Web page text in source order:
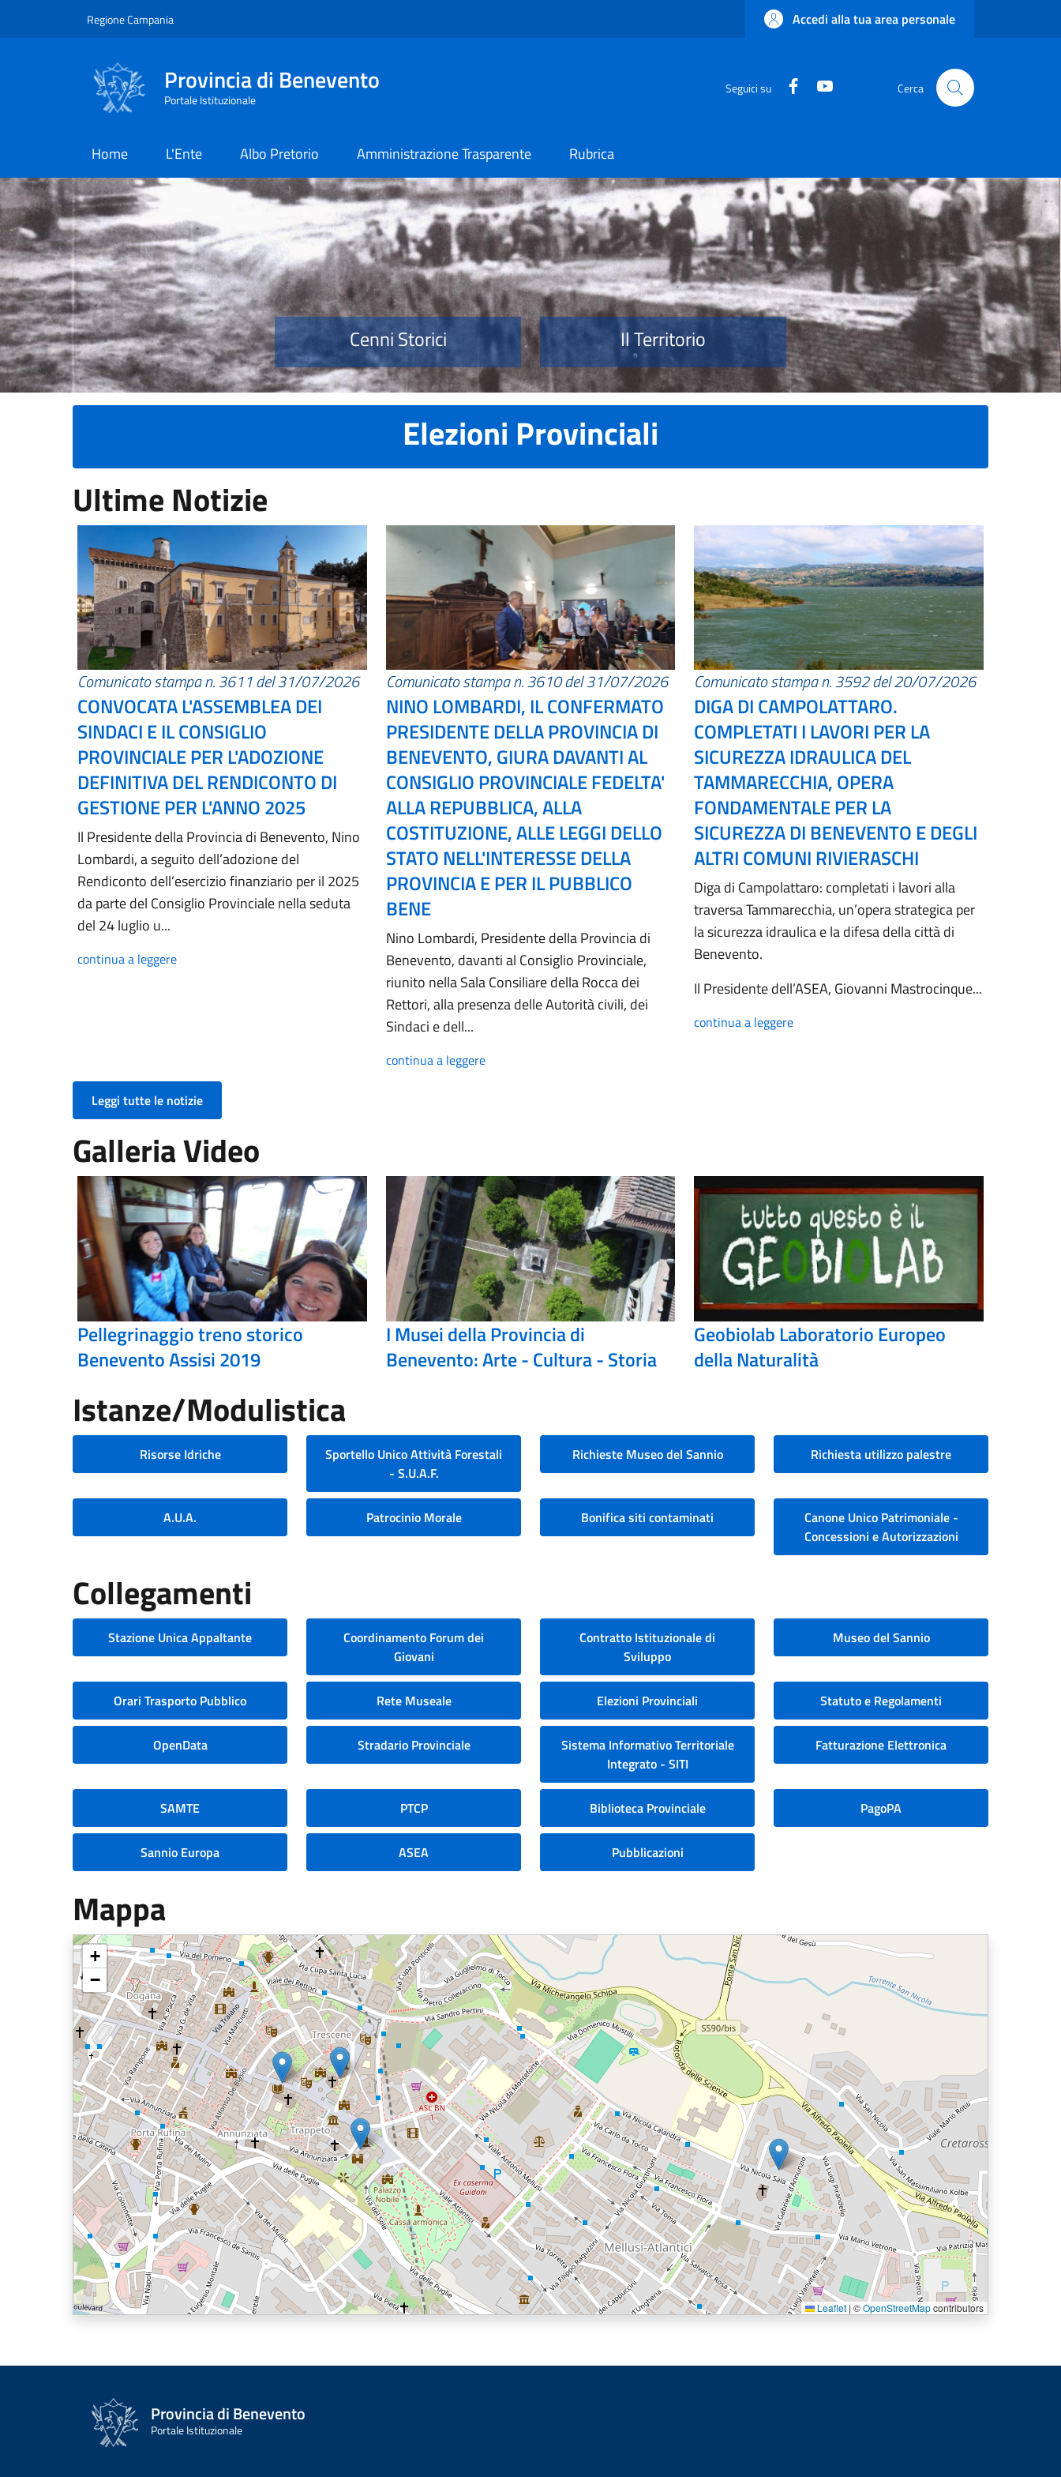
Regione Campania Accedi alla tua area personale
Provincia di Benevento
Portale Istituzionale
Seguici su Facebook Cerca
Home L'Ente Albo Pretorio Amministrazione Trasparente Rubrica
Provincia di Benevento
Cenni Storici Il Territorio
Elezioni Provinciali
Ultime Notizie
Comunicato stampa n. 3611 del 31/07/2026
CONVOCATA L'ASSEMBLEA DEI
SINDACI E IL CONSIGLIO
PROVINCIALE PER L'ADOZIONE
DEFINITIVA DEL RENDICONTO DI
GESTIONE PER L'ANNO 2025
Il Presidente della Provincia di Benevento, Nino
Lombardi, a seguito dell’adozione del
Rendiconto dell’esercizio finanziario per il 2025
da parte del Consiglio Provinciale nella seduta
del 24 luglio u...
continua a leggere
Comunicato stampa n. 3610 del 31/07/2026
NINO LOMBARDI, IL CONFERMATO
PRESIDENTE DELLA PROVINCIA DI
BENEVENTO, GIURA DAVANTI AL
CONSIGLIO PROVINCIALE FEDELTA'
ALLA REPUBBLICA, ALLA
COSTITUZIONE, ALLE LEGGI DELLO
STATO NELL'INTERESSE DELLA
PROVINCIA E PER IL PUBBLICO
BENE
Nino Lombardi, Presidente della Provincia di
Benevento, davanti al Consiglio Provinciale,
riunito nella Sala Consiliare della Rocca dei
Rettori, alla presenza delle Autorità civili, dei
Sindaci e dell...
continua a leggere
Comunicato stampa n. 3592 del 20/07/2026
DIGA DI CAMPOLATTARO.
COMPLETATI I LAVORI PER LA
SICUREZZA IDRAULICA DEL
TAMMARECCHIA, OPERA
FONDAMENTALE PER LA
SICUREZZA DI BENEVENTO E DEGLI
ALTRI COMUNI RIVIERASCHI
Diga di Campolattaro: completati i lavori alla
traversa Tammarecchia, un’opera strategica per
la sicurezza idraulica e la difesa della città di
Benevento.
Il Presidente dell’ASEA, Giovanni Mastrocinque...
continua a leggere
Leggi tutte le notizie
Galleria Video
Pellegrinaggio treno storico
Benevento Assisi 2019
I Musei della Provincia di
Benevento: Arte - Cultura - Storia
Geobiolab Laboratorio Europeo
della Naturalità
Istanze/Modulistica
Risorse Idriche
Sportello Unico Attività Forestali
- S.U.A.F.
Richieste Museo del Sannio Richiesta utilizzo palestre
A.U.A. Patrocinio Morale Bonifica siti contaminati
Canone Unico Patrimoniale -
Concessioni e Autorizzazioni
Collegamenti
Stazione Unica Appaltante
Coordinamento Forum dei
Giovani
Contratto Istituzionale di
Sviluppo
Museo del Sannio
Orari Trasporto Pubblico Rete Museale Elezioni Provinciali Statuto e Regolamenti
OpenData Stradario Provinciale
Sistema Informativo Territoriale
Integrato - SITI
Fatturazione Elettronica
SAMTE PTCP Biblioteca Provinciale PagoPA
Sannio Europa ASEA Pubblicazioni
Mappa
+
−
Leaflet | ©OpenStreetMapcontributors
Provincia di Benevento
Portale Istituzionale